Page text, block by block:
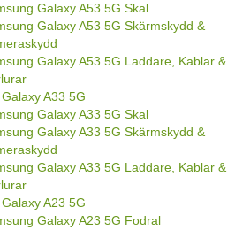
Galaxy A53 5G Skal
Galaxy A53 5G Skärmskydd &
Galaxy A53 5G Laddare, Kablar &
A33 5G
Galaxy A33 5G Skal
Galaxy A33 5G Skärmskydd &
Galaxy A33 5G Laddare, Kablar &
A23 5G
Galaxy A23 5G Fodral